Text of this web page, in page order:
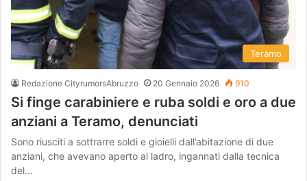
Teramo
Redazione CityrumorsAbruzzo 20 Gennaio 2026 910
Si finge carabiniere e ruba soldi e oro a due
anziani a Teramo, denunciati
Sono riusciti a sottrarre soldi e gioielli dall’abitazione di due
anziani, che avevano aperto al ladro, ingannati dalla tecnica
del…